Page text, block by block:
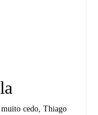
muito cedo, Thiago